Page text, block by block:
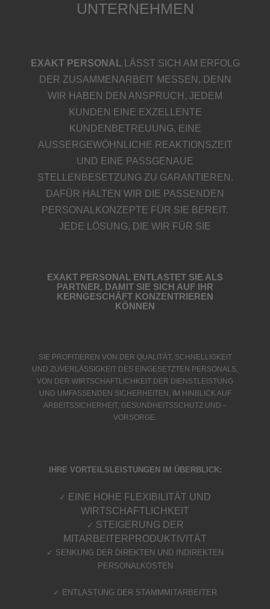
UNTERNEHMEN
EXAKT PERSONAL LÄSST SICH AM ERFOLG
DER ZUSAMMENARBEIT MESSEN, DENN
WIR HABEN DEN ANSPRUCH, JEDEM
KUNDEN EINE EXZELLENTE
KUNDENBETREUUNG, EINE
AUSSERGEWÖHNLICHE REAKTIONSZEIT U
ND EINE PASSGENAUE S
TELLENBESETZUNG ZU GARANTIEREN. D
AFÜR HALTEN WIR DIE PASSENDEN P
ERSONALKONZEPTE FÜR SIE BEREIT. J
EDE LÖSUNG, DIE WIR FÜR SIE E
EXAKT PERSONAL ENTLASTET SIE ALS
PARTNER, DAMIT SIE SICH AUF IHR
KERNGESCHÄFT KONZENTRIEREN
KÖNNEN
SIE PROFITIEREN VON DER QUALITÄT, SCHNELLIGKEIT
UND ZUVERLÄSSIGKEIT DES EINGESETZTEN PERSONALS,
VON DER WIRTSCHAFTLICHKEIT DER DIENSTLEISTUNG
UND UMFASSENDEN SICHERHEITEN, IM HINBLICK AUF
ARBEITSSICHERHEIT, GESUNDHEITSSCHUTZ UND –
VORSORGE.
IHRE VORTEILSLEISTUNGEN IM ÜBERBLICK:
✓
EINE HOHE FLEXIBILITÄT UND
WIRTSCHAFTLICHKEIT
✓ STEIGERUNG DER
MITARBEITERPRODUKTIVITÄT
✓ SENKUNG DER DIREKTEN UND INDIREKTEN
PERSONALKOSTEN
✓ ENTLASTUNG DER STAMMMITARBEITER